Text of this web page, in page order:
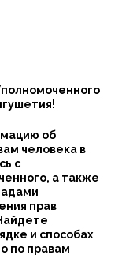
об
человека в
с
а также
прав
и способах
по правам